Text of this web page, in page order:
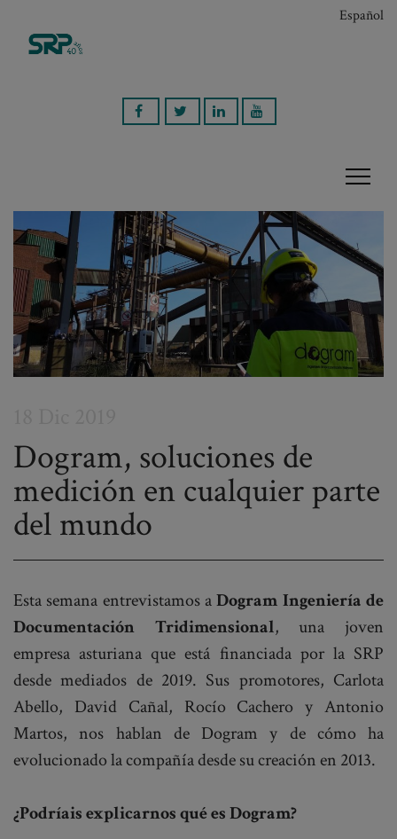
Dogram, soluciones de
medición en cualquier parte
del mundo
Esta semana entrevistamos aDogram Ingeniería de
Documentación Tridimensional, una joven
empresa asturiana que está financiada por la SRP
desde mediados de 2019. Sus promotores, Carlota
Abello, David Cañal, Rocío Cachero y Antonio
Martos, nos hablan de Dogram y de cómo ha
evolucionado la compañía desde su creación en 2013.
¿Podríais explicarnos qué es Dogram?
Post
navigation
Español